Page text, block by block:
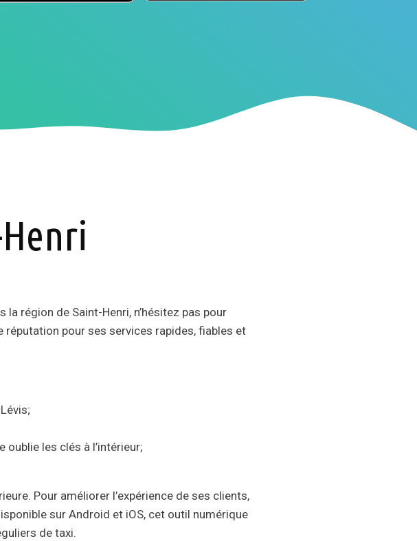
région de Saint-Henri, n’hésitez pas pour
réputation pour ses services rapides, fiables et
les clés à l’intérieur;
Pour améliorer l’expérience de ses clients,
sur Android et iOS, cet outil numérique
de taxi.